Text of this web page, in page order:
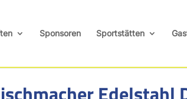
Sponsoren Sportstätten